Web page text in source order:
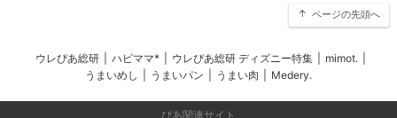
ページの先頭へ
ウレぴあ総研 ハピママ* ウレぴあ総研 ディズニー特集 mimot.
うまいめし
うまいパン うまい肉 Medery.
ぴあ関連サイト